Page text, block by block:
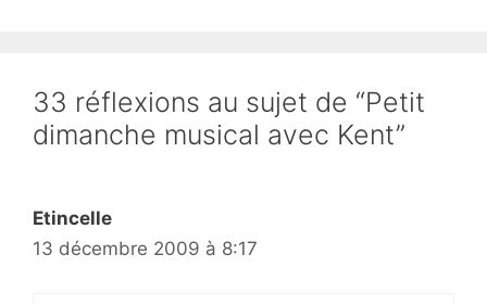
33 réflexions au sujet de “Petit
dimanche musical avec Kent”
Etincelle
13 décembre 2009 à 8:17